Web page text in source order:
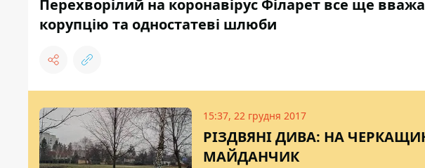
Перехворілий на коронавірус Філарет все ще
корупцію та одностатеві шлюби
15:37, 22 грудня 2017
РІЗДВЯНІ ДИВА: НА
МАЙДАНЧИК